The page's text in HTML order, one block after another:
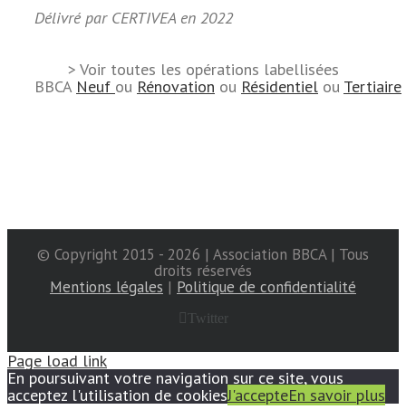
Délivré par CERTIVEA en 2022
> Voir toutes les opérations labellisées
BBCA Neuf ou Rénovation ou Résidentiel ou Tertiaire
© Copyright 2015 - 2026 | Association BBCA | Tous
droits réservés
Mentions légales | Politique de confidentialité
Twitter
Page load link
En poursuivant votre navigation sur ce site, vous
acceptez l'utilisation de cookiesJ'accepteEn savoir plus